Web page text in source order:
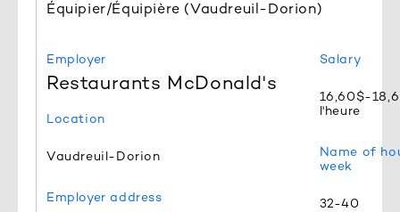
Équipier/Équipière (Vaudreuil-Dorion)
Employer
Restaurants McDonald's
Location
Vaudreuil-Dorion
Employer address
Salary
16,60$-
l'heure
Name of
week
32-40